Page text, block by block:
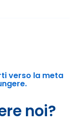
verso la meta
noi?